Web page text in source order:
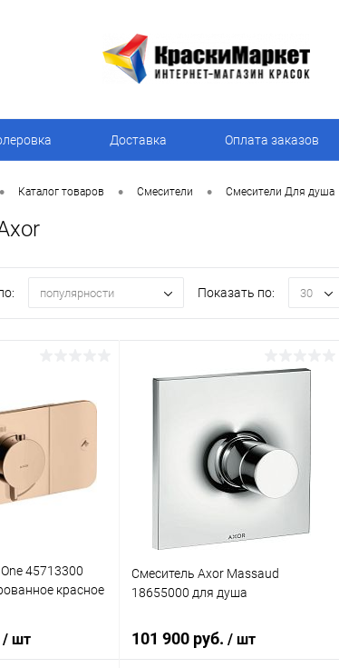
Доставка Оплата заказов
• Каталог товаров • Смесители • Смесители Для душа
популярности Показать по: 30
45713300
красное
/ шт
Смеситель Axor Massaud
18655000 для душа
101 900 руб. / шт